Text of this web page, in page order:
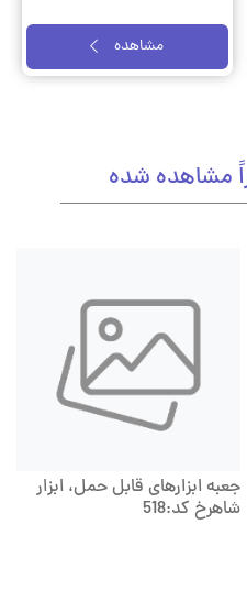
مشاهده
مشاهده شده
جعبه ابزارهای قابل حمل، ابزار
شاهرخ کد:518